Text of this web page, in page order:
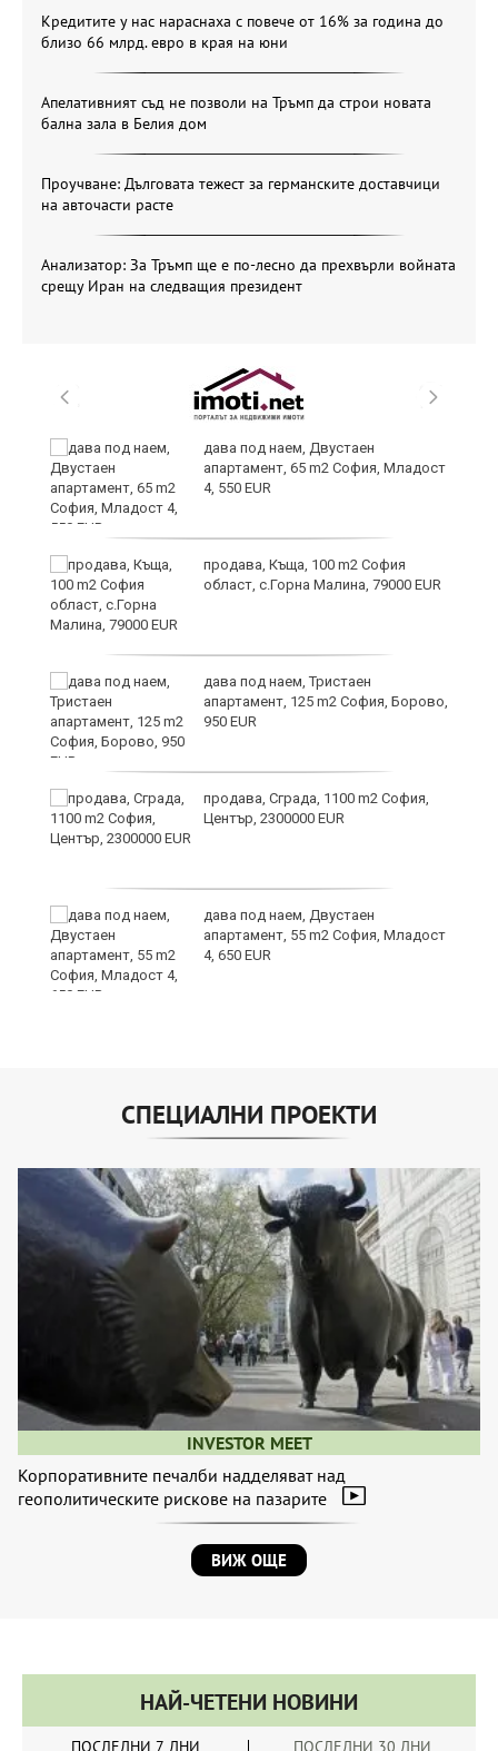
Кредитите у нас нараснаха с повече от 16% за година до
близо 66 млрд. евро в края на юни
Апелативният съд не позволи на Тръмп да строи новата
бална зала в Белия дом
Проучване: Дълговата тежест за германските доставчици
на авточасти расте
Анализатор: За Тръмп ще е по-лесно да прехвърли войната
срещу Иран на следващия президент
дава под наем, Двустаен
апартамент, 65 m2 София, Младост
4, 550 EUR
продава, Къща, 100 m2 София
област, с.Горна Малина, 79000 EUR
дава под наем, Тристаен
апартамент, 125 m2 София, Борово,
950 EUR
продава, Сграда, 1100 m2 София,
Център, 2300000 EUR
дава под наем, Двустаен
апартамент, 55 m2 София, Младост
4, 650 EUR
СПЕЦИАЛНИ ПРОЕКТИ
INVESTOR MEET
Корпоративните печалби надделяват над
геополитическите рискове на пазарите
ВИЖ ОЩЕ
НАЙ-ЧЕТЕНИ НОВИНИ
ПОСЛЕДНИ 7 ДНИ ПОСЛЕДНИ 30 ДНИ